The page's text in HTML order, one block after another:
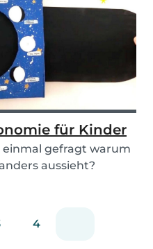
für Kinder
einmal gefragt warum
aussieht?
4